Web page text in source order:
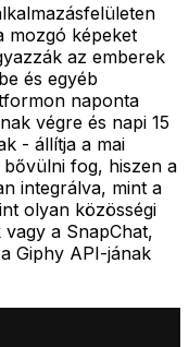
mozgó képeket
az emberek
és egyéb
naponta
végre és napi 15
- állítja a mai
fog, hiszen a
integrálva, mint a
olyan közösségi
a SnapChat,
Giphy API-jának